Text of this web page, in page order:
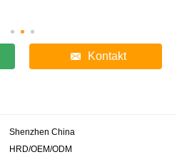
Kontakt
Shenzhen China
HRD/OEM/ODM